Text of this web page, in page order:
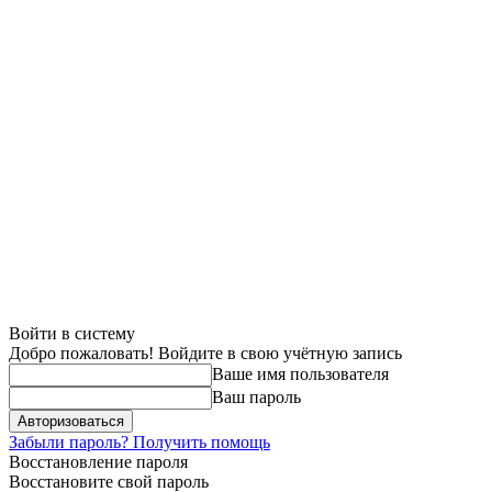
Войти в систему
Добро пожаловать! Войдите в свою учётную запись
Ваше имя пользователя
Ваш пароль
Забыли пароль? Получить помощь
Восстановление пароля
Восстановите свой пароль